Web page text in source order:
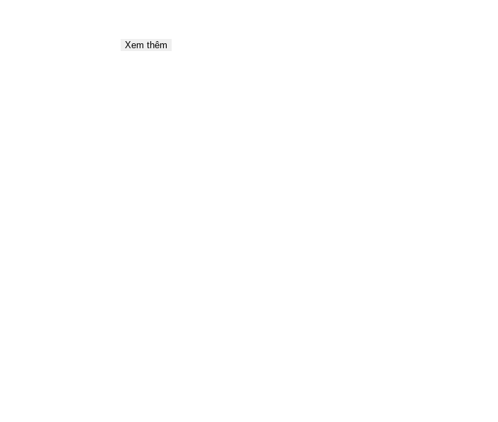
Xem thêm